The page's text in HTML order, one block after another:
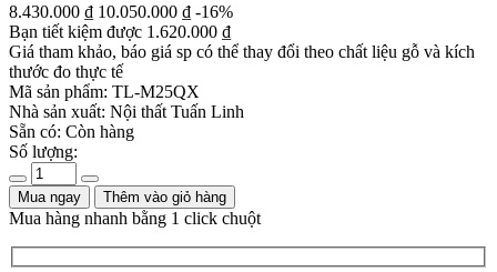
8.430.000 ₫ 10.050.000 ₫ -16%
Bạn tiết kiệm được 1.620.000 ₫
Giá tham khảo, báo giá sp có thể thay đổi theo chất liệu gỗ và kích
thước đo thực tế
Mã sản phẩm: TL-M25QX
Nhà sản xuất: Nội thất Tuấn Linh
Sẵn có: Còn hàng
Số lượng:
Mua ngay Thêm vào giỏ hàng
Mua hàng nhanh bằng 1 click chuột